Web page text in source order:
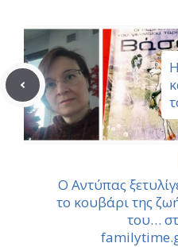
Ο Αντύπας
το κουβάρι της
του…